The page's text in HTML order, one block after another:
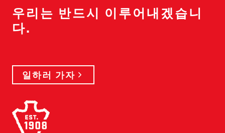
우리는 반드시 이루어내겠습니
다.
일하러 가자